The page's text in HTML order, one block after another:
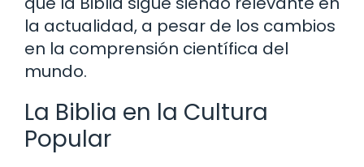
la actualidad, a pesar de los cambios
en la comprensión científica del
mundo.
La Biblia en la Cultura
Popular